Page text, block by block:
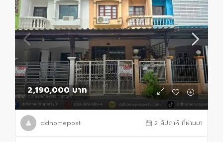
2,190,000 บาท
ddhomepost 2 สัปดาห์ ที่ผ่านมา